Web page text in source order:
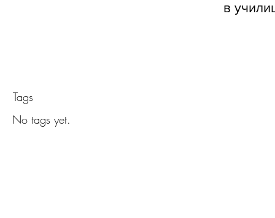
в
Tags
No tags yet.